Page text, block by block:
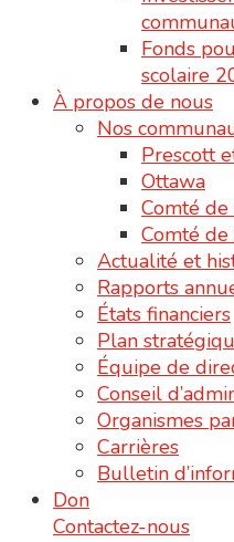
Fonds
scolaire
À propos de nous
Nos
Prescott
Ottawa
Comté de
Comté
Actualité et
Rapports
États financiers
Plan
Équipe de
Conseil
Organismes
Carrières
Bulletin
Don
Contactez-nous